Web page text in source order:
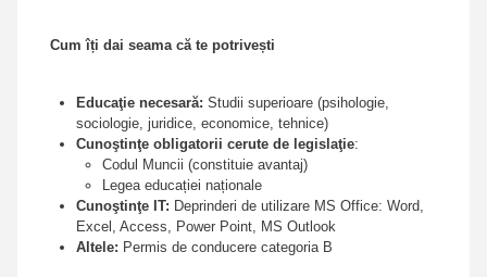
Cum îți dai seama că te potrivești
Educaţie necesară: Studii superioare (psihologie,
sociologie, juridice, economice, tehnice)
Cunoştinţe obligatorii cerute de legislaţie:
Codul Muncii (constituie avantaj)
Legea educației naționale
Cunoştinţe IT: Deprinderi de utilizare MS Office: Word,
Excel, Access, Power Point, MS Outlook
Altele: Permis de conducere categoria B